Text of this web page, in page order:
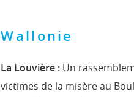
Wallonie
La Louvière : Un
victimes de la misère au